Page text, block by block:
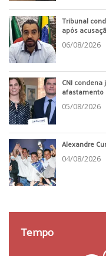
Tribunal
após
06/08/2026
CNJ
afastamento
05/08/2026
Alexandre
04/08/2026
Tempo